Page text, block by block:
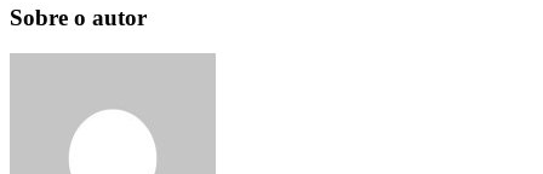
Sobre o autor